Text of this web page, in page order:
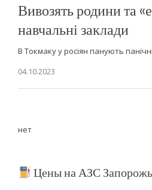
Вивозять родини та
навчальні заклади
В Токмаку у росіян панують
04.10.2023
нет
Цены на АЗС